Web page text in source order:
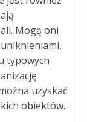
Mogą oni
typowych
uzyskać
obiektów.